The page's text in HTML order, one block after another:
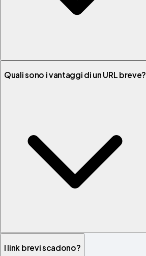
Quali sono i vantaggi di un URL breve?
I link brevi scadono?